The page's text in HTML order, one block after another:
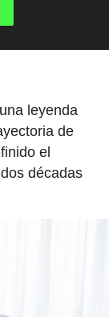
leyenda
de
el
décadas